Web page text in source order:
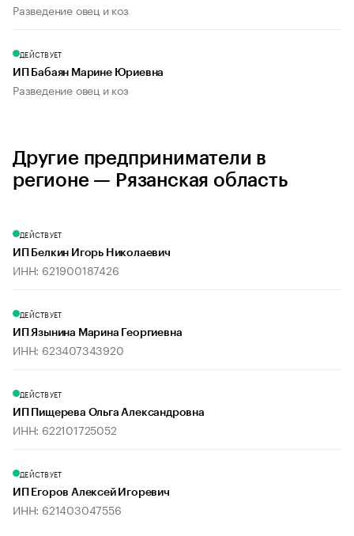
Разведение овец и коз
ДЕЙСТВУЕТ
ИП Бабаян Марине Юриевна
Разведение овец и коз
Другие предприниматели в
регионе — Рязанская область
ДЕЙСТВУЕТ
ИП Белкин Игорь Николаевич
ИНН: 621900187426
ДЕЙСТВУЕТ
ИП Язынина Марина Георгиевна
ИНН: 623407343920
ДЕЙСТВУЕТ
ИП Пищерева Ольга Александровна
ИНН: 622101725052
ДЕЙСТВУЕТ
ИП Егоров Алексей Игоревич
ИНН: 621403047556